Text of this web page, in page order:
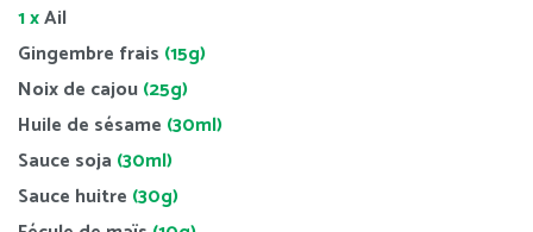
1 xAil
Gingembre frais (15g)
Noix de cajou(25g)
Huile de sésame (30ml)
Sauce soja (30ml)
Sauce huitre (30g)